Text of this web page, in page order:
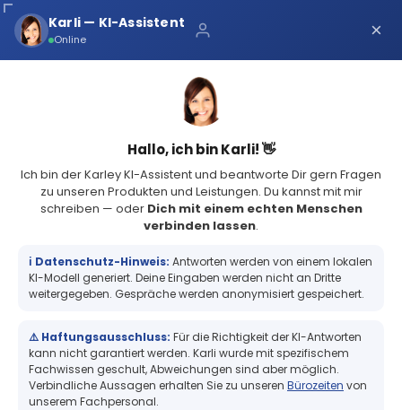
Über uns
Schnelle Lieferung
4.8(73 Bewertungen)
Zebra Z-Perform 1000T, Etikettenrolle, Normalpapier, unbeschichtet,
Zebra Z-Perform 1000T, Etikettenrolle,
Normalpapier, unbeschichtet, für
76mm, Durchmesser: 200mm, Maße
(BxH): 148x210mm, 700 Etiketten/Rolle,
empf. Band: 2300 Wachs
×
Karli — KI-Assistent
Online ×
Hallo, ich bin Karli! 👋
Ich bin der Karley KI-Assistent und beantworte Dir gern Fragen
zu unseren Produkten und Leistungen. Du kannst mit mir
schreiben — oder Dich mit einem echten Menschen
verbinden lassen.
ℹ️ Datenschutz-Hinweis: Antworten werden von einem lokalen
KI-Modell generiert. Deine Eingaben werden nicht an Dritte
weitergegeben. Gespräche werden anonymisiert gespeichert.
⚠️ Haftungsausschluss: Für die Richtigkeit der KI-Antworten
kann nicht garantiert werden. Karli wurde mit spezifischem
Fachwissen geschult, Abweichungen sind aber möglich.
Verbindliche Aussagen erhalten Sie zu unseren Bürozeiten von
unserem Fachpersonal.